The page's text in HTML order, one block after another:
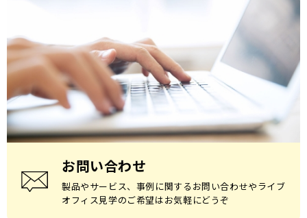
お問い合わせ
製品やサービス、事例に関するお問い合わせやライブ
オフィス見学のご希望はお気軽にどうぞ